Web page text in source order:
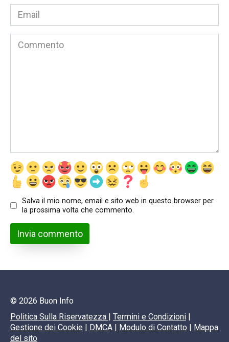
Email
Commento
Salva il mio nome, email e sito web in questo browser per
la prossima volta che commento.
© 2026 Buon Info
Politica Sulla Riservatezza | Termini e Condizioni |
Gestione dei Cookie | DMCA | Modulo di Contatto | Mappa
del sito